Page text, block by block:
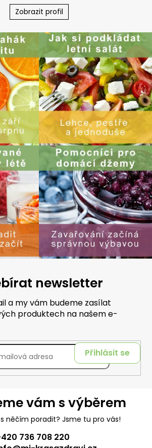
Zobrazit profil
newsletter
a my vám budeme zasílat
produktech na našem e-
Přihlásit se
vám s výběrem
něčím poradit? Jsme tu pro vás!
736 708 220